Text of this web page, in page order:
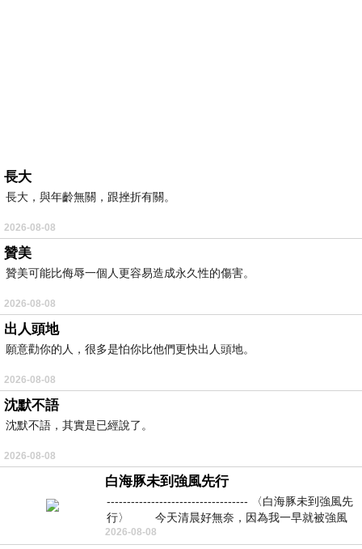
長大
長大，與年齡無關，跟挫折有關。
2026-08-08
贊美
贊美可能比侮辱一個人更容易造成永久性的傷害。
2026-08-08
出人頭地
願意勸你的人，很多是怕你比他們更快出人頭地。
2026-08-08
沈默不語
沈默不語，其實是已經說了。
2026-08-08
白海豚未到強風先行
----------------------------------- 〈白海豚未到強風先
行〉 今天清晨好無奈，因為我一早就被強風
2026-08-08